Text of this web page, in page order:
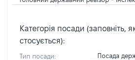
Категорія посади (заповніть,
стосується):
Тип посади: Посада